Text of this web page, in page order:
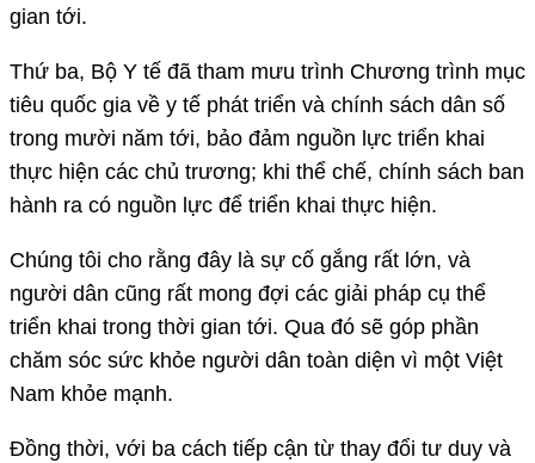
gian tới.
Thứ ba, Bộ Y tế đã tham mưu trình Chương trình mục
tiêu quốc gia về y tế phát triển và chính sách dân số
trong mười năm tới, bảo đảm nguồn lực triển khai
thực hiện các chủ trương; khi thể chế, chính sách ban
hành ra có nguồn lực để triển khai thực hiện.
Chúng tôi cho rằng đây là sự cố gắng rất lớn, và
người dân cũng rất mong đợi các giải pháp cụ thể
triển khai trong thời gian tới. Qua đó sẽ góp phần
chăm sóc sức khỏe người dân toàn diện vì một Việt
Nam khỏe mạnh.
Đồng thời, với ba cách tiếp cận từ thay đổi tư duy và